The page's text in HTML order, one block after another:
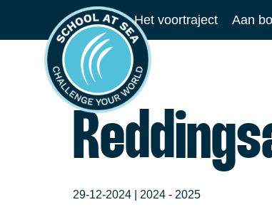
de
School
at
Sea
Het voortraject Aan
29-12-2024 | 2024 - 2025